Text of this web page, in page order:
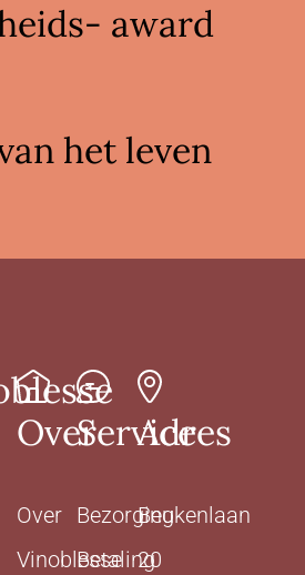
award
het leven
Over
Over
Vinoblesse
Service
Bezorging
Betaling
Adres
Beukenlaan
20